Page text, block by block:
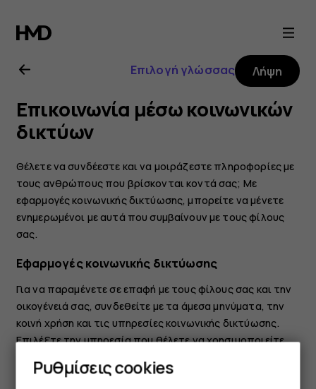
Οδηγίες
χρήσης
Nokia
2.1
Επιλογή γλώσσας Λήψη
Επικοινωνία μέσω κοινωνικών
δικτύων
Θέλετε να συνδέεστε και να μοιράζεστε πληροφορίες με
τους ανθρώπους που βρίσκονται κοντά σας; Με
εφαρμογές κοινωνικής δικτύωσης, μπορείτε να μένετε
ενημερωμένοι με αυτά που συμβαίνουν με τους φίλους
σας.
Εφαρμογές κοινωνικής δικτύωσης
Για να παραμένετε σε επαφή με τους φίλους σας και την
οικογένειά σας, συνδεθείτε με τα άμεσα μηνύματα, την
κοινή χρήση και τις υπηρεσίες κοινωνικής δικτύωσης.
Επιλέξτε την υπηρεσία που θέλετε να χρησιμοποιείτε
από την Αρχική οθόνη. Οι εφαρμογές κοινωνικής
δικτύωσης είναι διαθέσιμες στο
Ρυθμίσεις cookies